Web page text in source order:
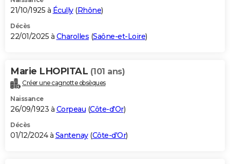
21/10/1925 à Écully(Rhône)
Décès
22/01/2025 à Charolles (Saône-et-Loire)
Marie LHOPITAL (101 ans)
Créer une cagnotte obsèques
Naissance
26/09/1923 à Corpeau (Côte-d'Or)
Décès
01/12/2024 à Santenay(Côte-d'Or)